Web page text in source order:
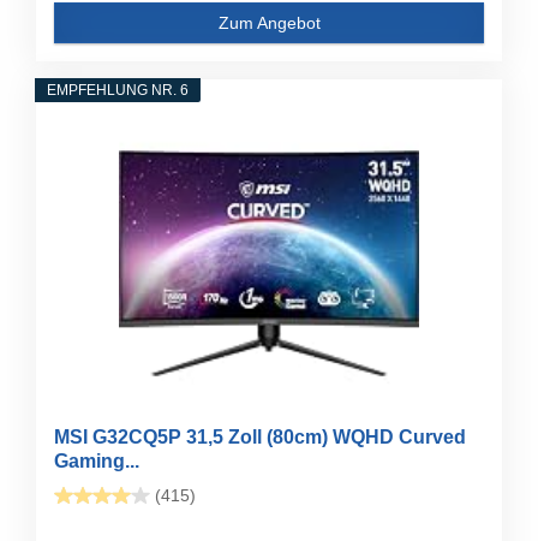
Zum Angebot
EMPFEHLUNG NR. 6
MSI G32CQ5P 31,5 Zoll (80cm) WQHD Curved
Gaming...
(415)